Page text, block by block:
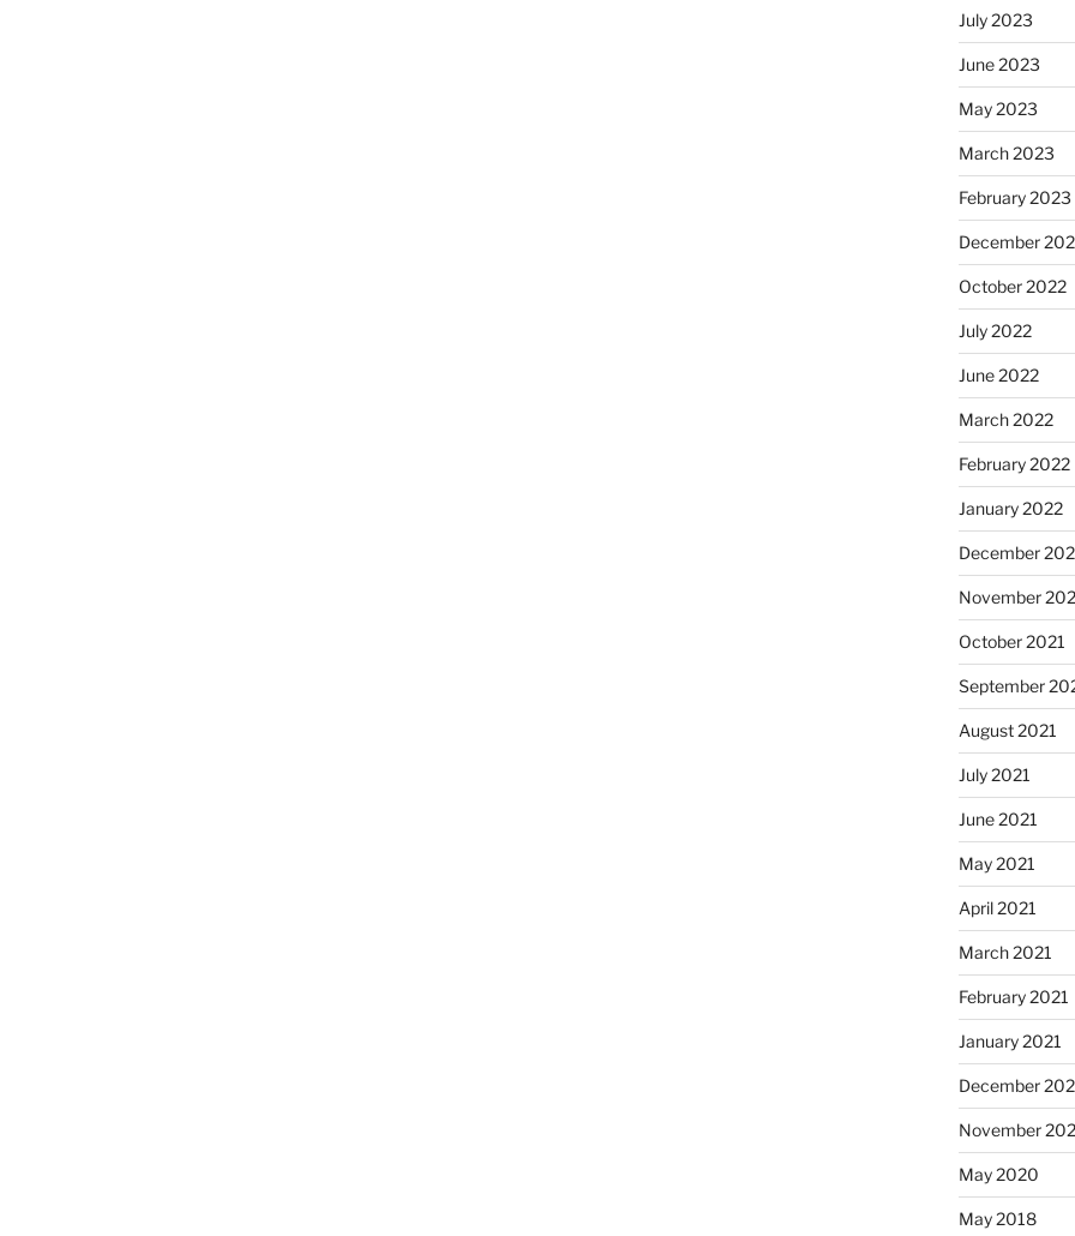
July 2023
June 2023
May 2023
March 2023
February 2023
December
October 2022
July 2022
June 2022
March 2022
February 2022
January 2022
December
November
October 2021
September
August 2021
July 2021
June 2021
May 2021
April 2021
March 2021
February 2021
January 2021
December
November
May 2020
May 2018